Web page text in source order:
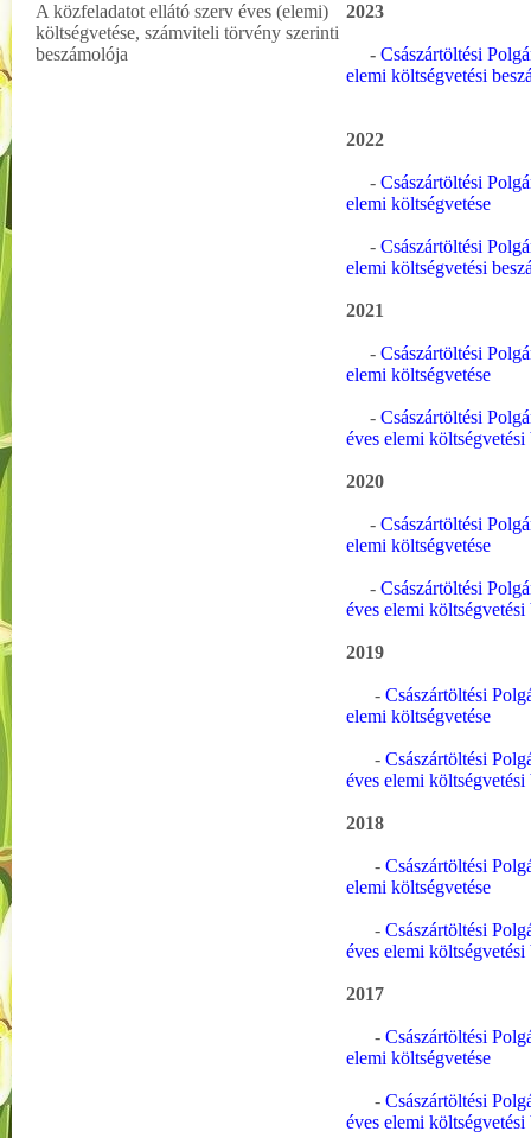
A közfeladatot ellátó szerv éves (elemi)
költségvetése, számviteli törvény szerinti
beszámolója
2023
- Császártöltési
elemi költségvetési
2022
- Császártöltési
elemi költségvetése
- Császártöltési
elemi költségvetési
2021
- Császártöltési
elemi költségvetése
- Császártöltési
éves elemi költségvetési
2020
- Császártöltési
elemi költségvetése
- Császártöltési
éves elemi költségvetési
2019
- Császártöltési
elemi költségvetése
- Császártöltési
éves elemi költségvetési
2018
- Császártöltési
elemi költségvetése
- Császártöltési
éves elemi költségvetési
2017
- Császártöltési
elemi költségvetése
- Császártöltési
éves elemi költségvetési